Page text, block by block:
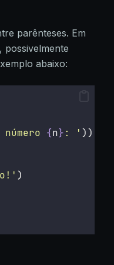
parênteses. Em
possivelmente
abaixo:
{n}: ' ))
' )